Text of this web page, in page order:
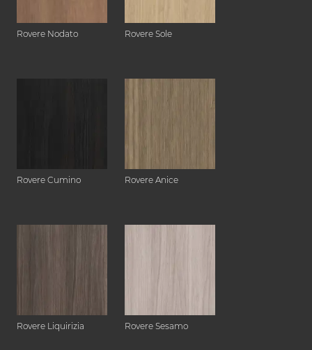
Rovere Nodato Rovere Sole
Rovere Cumino Rovere Anice
Rovere Liquirizia Rovere Sesamo